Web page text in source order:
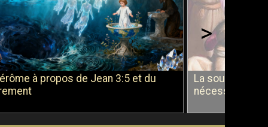
à propos de Jean 3:5 et du
La soumission
nécessité du
>